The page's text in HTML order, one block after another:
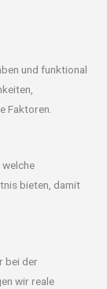
und funktional
Faktoren.
welche
bieten, damit
bei der
wir reale